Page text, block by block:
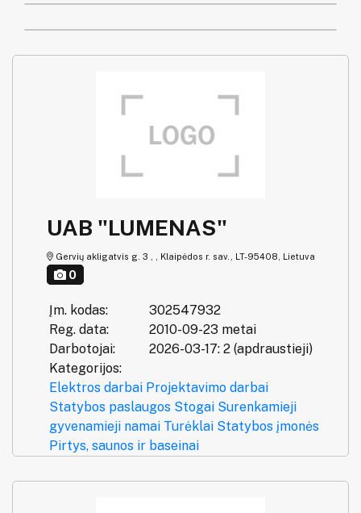
UAB "LUMENAS"
Gervių akligatvis g. 3 , , Klaipėdos r. sav., LT-95408, Lietuva
0
Įm. kodas:
302547932
Reg. data:
2010-09-23 metai
Darbotojai:
2026-03-17: 2 (apdraustieji)
Kategorijos:
Elektros darbai Projektavimo darbai
Statybos paslaugos Stogai Surenkamieji
gyvenamieji namai Turėklai Statybos įmonės
Pirtys, saunos ir baseinai